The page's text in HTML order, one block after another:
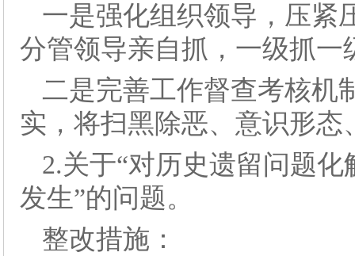
一是强化组织领导，压紧
分管领导亲自抓，一级抓一
二是完善工作督查考核机
实，将扫黑除恶、意识形
2.关于“对历史遗留问题
发生”的问题。
整改措施：